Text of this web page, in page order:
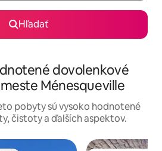
Hľadať
dovolenkové
Ménesqueville
pobyty sú vysoko hodnotené
čistoty a ďalších aspektov.